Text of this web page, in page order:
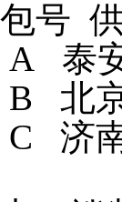
包号
A 泰
B 北
C 济